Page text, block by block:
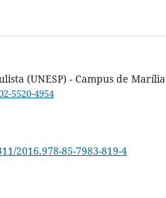
(UNESP) - Campus de Marília
5520-4954
2016.978-85-7983-819-4